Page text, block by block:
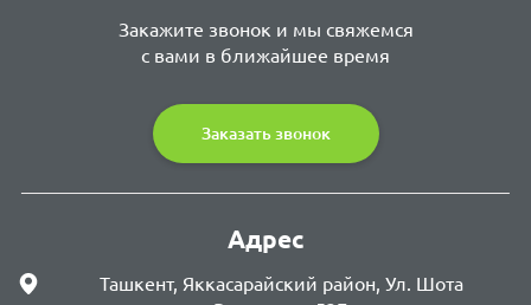
Закажите звонок и мы свяжемся
с вами в ближайшее время
Заказать звонок
Адрес
Ташкент, Яккасарайский район, Ул. Шота